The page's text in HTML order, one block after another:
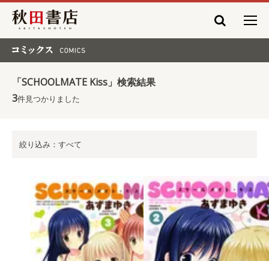
秋田書店
「SCHOOLMATE Kiss」検索結果
3件見つかりました
絞り込み：すべて